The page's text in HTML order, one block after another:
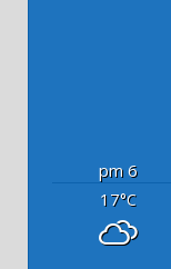
6 pm
17°C